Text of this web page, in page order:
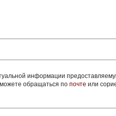
информации
обращаться по почте или